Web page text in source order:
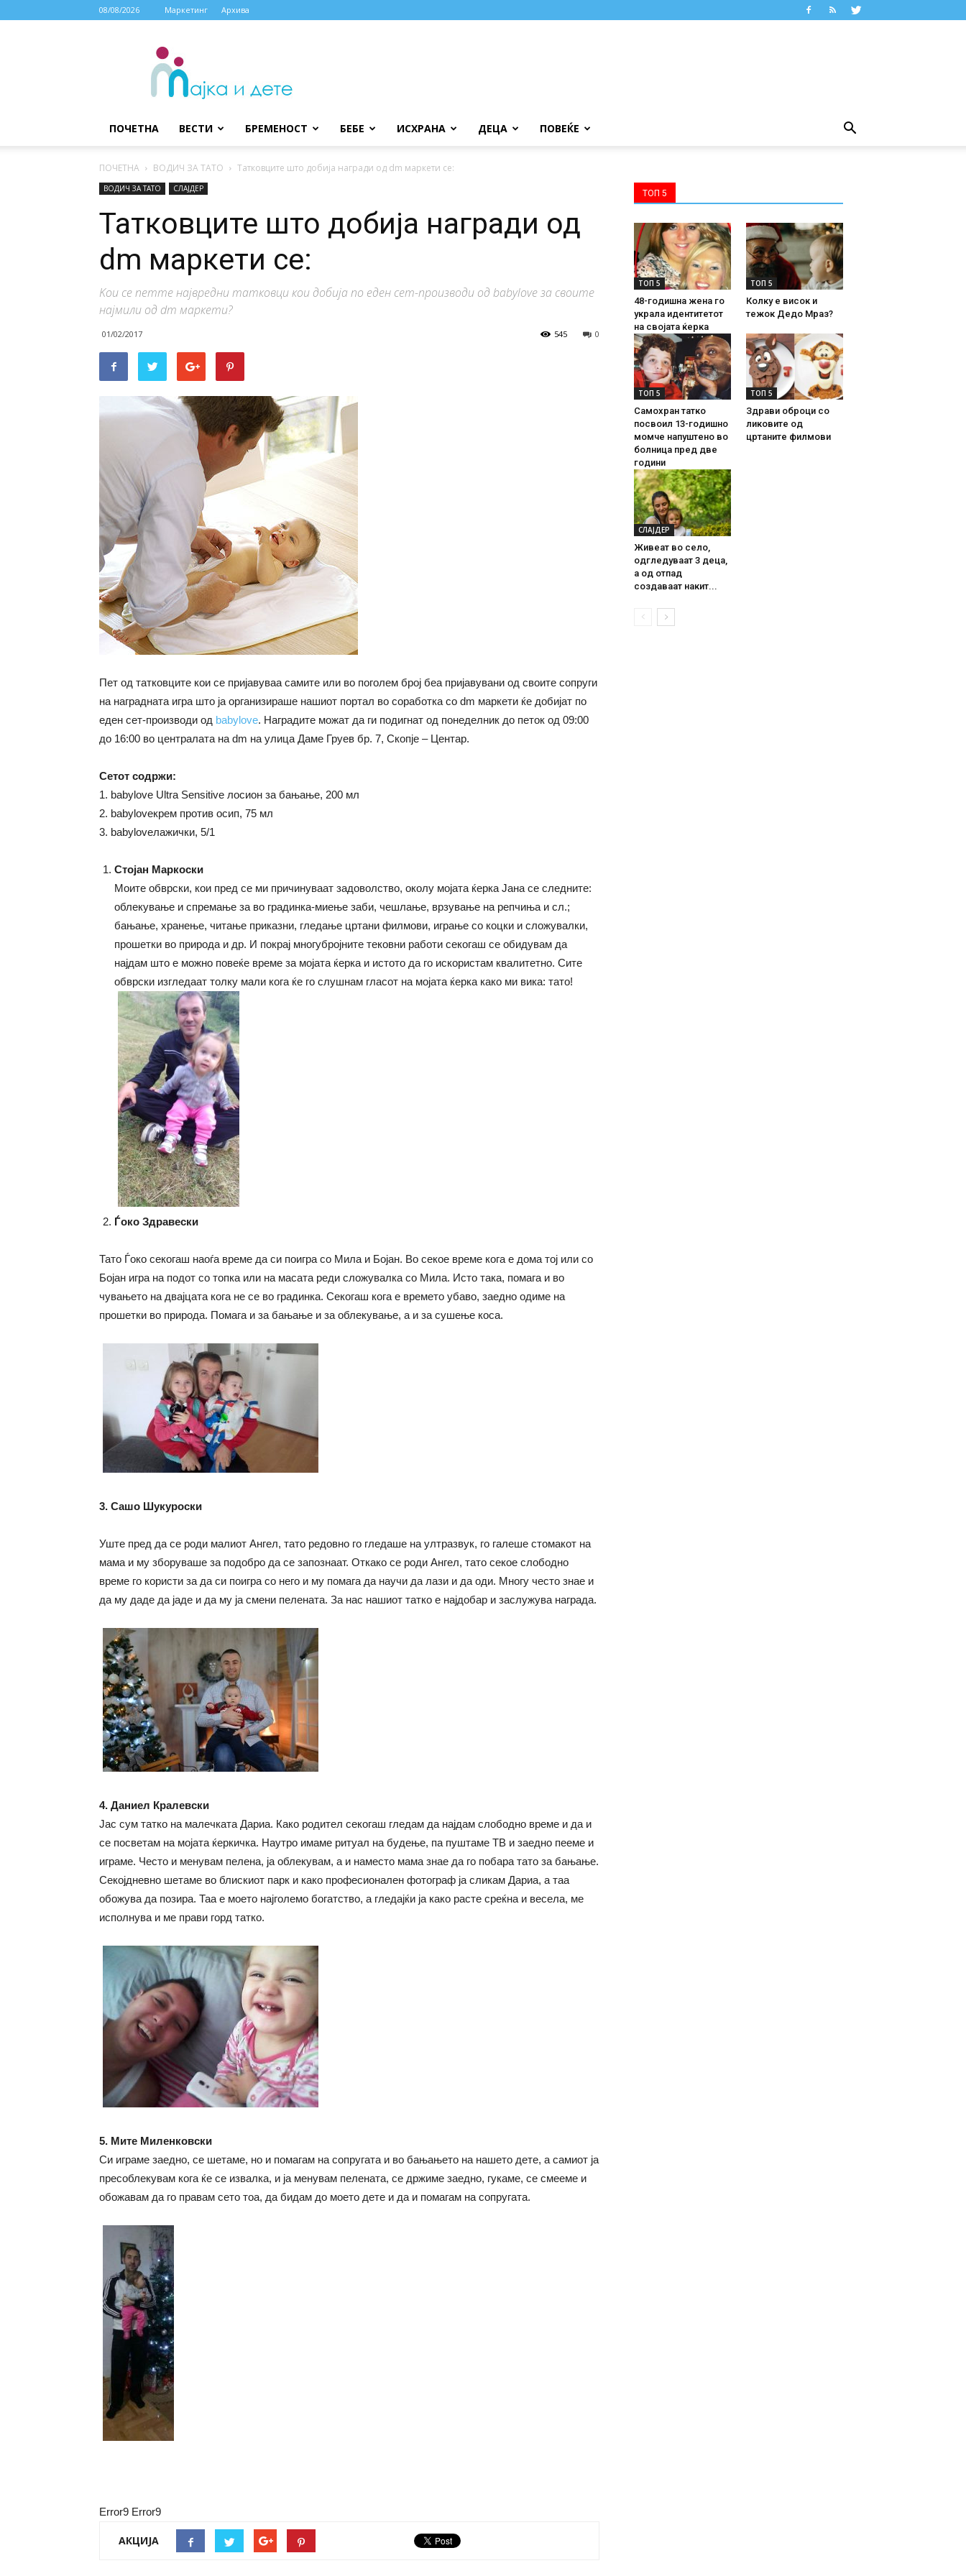
08/08/2026 Маркетинг Архива
МАЈКА
ДЕТЕ
ПОЧЕТНА ВЕСТИ БРЕМЕНОСТ БЕБЕ ИСХРАНА ДЕЦА ПОВЕЌЕ
ПОЧЕТНА ВОДИЧ ЗА ТАТО Татковците што добија награди од dm маркети се:
ВОДИЧ ЗА ТАТО СЛАЈДЕР
Татковците што добија награди од
dm маркети се:
Kои се петте највредни татковци кои добија по еден сет-производи од babylove за своите
најмили од dm маркети?
01/02/2017 0
545
Пет од татковците кои се пријавуваа самите или во поголем број беа пријавувани од своите сопруги
на наградната игра што ја организираше нашиот портал во соработка со dm маркети ќе добијат по
еден сет-производи од babylove. Наградите можат да ги подигнат од понеделник до петок од 09:00
до 16:00 во централата на dm на улица Даме Груев бр. 7, Скопје – Центар.
Сетот содржи:
1. babylove Ultra Sensitive лосион за бањање, 200 мл
2. babyloveкрем против осип, 75 мл
3. babyloveлажички, 5/1
Стојан Маркоски
Моите обврски, кои пред се ми причинуваат задоволство, околу мојата ќерка Јана се следните:
облекување и спремање за во градинка-миење заби, чешлање, врзување на репчиња и сл.;
бањање, хранење, читање приказни, гледање цртани филмови, играње со коцки и сложувалки,
прошетки во природа и др. И покрај многубројните тековни работи секогаш се обидувам да
најдам што е можно повеќе време за мојата ќерка и истото да го искористам квалитетно. Сите
обврски изгледаат толку мали кога ќе го слушнам гласот на мојата ќерка како ми вика: тато!
Ѓоко Здравески
Тато Ѓоко секогаш наоѓа време да си поигра со Мила и Бојан. Во секое време кога е дома тој или со
Бојан игра на подот со топка или на масата реди сложувалка со Мила. Исто така, помага и во
чувањето на двајцата кога не се во градинка. Секогаш кога е времето убаво, заедно одиме на
прошетки во природа. Помага и за бањање и за облекување, а и за сушење коса.
3. Сашо Шукуроски
Уште пред да се роди малиот Ангел, тато редовно го гледаше на ултразвук, го галеше стомакот на
мама и му зборуваше за подобро да се запознаат. Откако се роди Ангел, тато секое слободно
време го користи за да си поигра со него и му помага да научи да лази и да оди. Многу често знае и
да му даде да јаде и да му ја смени пелената. За нас нашиот татко е најдобар и заслужува награда.
4. Даниел Кралевски
Јас сум татко на малечката Дариа. Како родител секогаш гледам да најдам слободно време и да и
се посветам на мојата ќеркичка. Наутро имаме ритуал на будење, па пуштаме ТВ и заедно пееме и
играме. Често и менувам пелена, ја облекувам, а и наместо мама знае да го побара тато за бањање.
Секојдневно шетаме во блискиот парк и како професионален фотограф ја сликам Дариа, а таа
обожува да позира. Таа е моето најголемо богатство, а гледајќи ја како расте среќна и весела, ме
исполнува и ме прави горд татко.
5. Мите Миленковски
Си играме заедно, се шетаме, но и помагам на сопругата и во бањањето на нашето дете, а самиот ја
пресоблекувам кога ќе се извалка, и ја менувам пелената, се држиме заедно, гукаме, се смееме и
обожавам да го правам сето тоа, да бидам до моето дете и да и помагам на сопругата.
Error9 Error9
АКЦИЈА
ТОП 5
ТОП 5
48-годишна жена го
украла идентитетот
на својата ќерка
ТОП 5
Колку е висок и
тежок Дедо Мраз?
ТОП 5
Самохран татко
посвоил 13-годишно
момче напуштено во
болница пред две
години
ТОП 5
Здрави оброци со
ликовите од
цртаните филмови
СЛАЈДЕР
Живеат во село,
одгледуваат 3 деца,
а од отпад
создаваат накит...